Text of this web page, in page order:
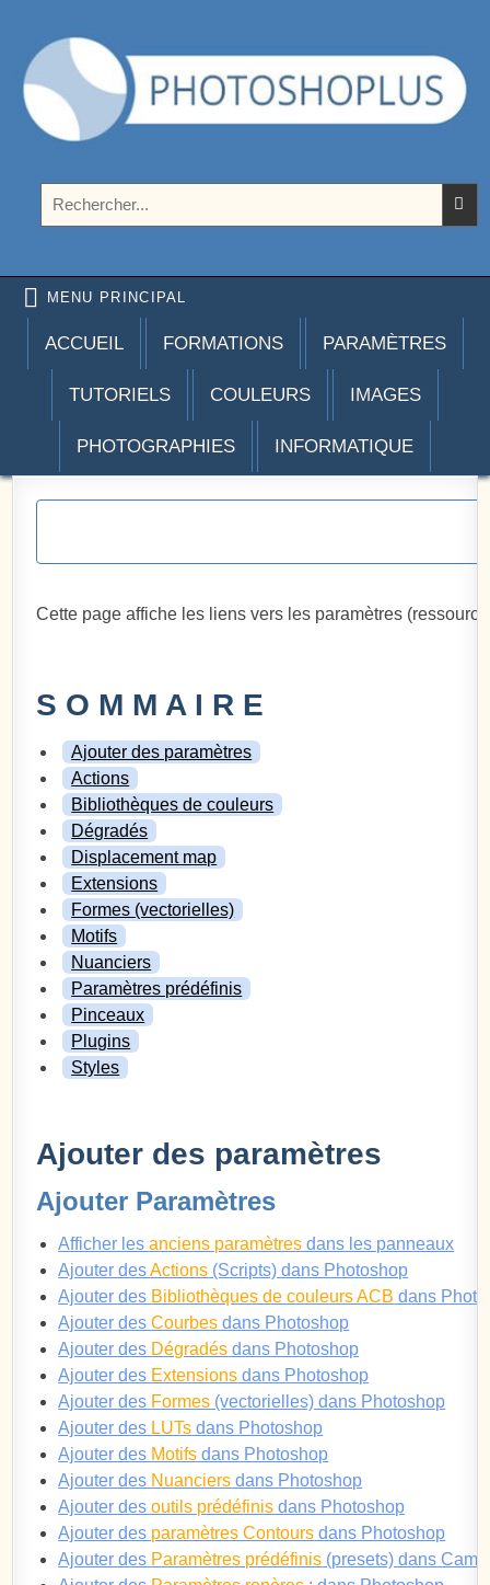
Photoshoplus
MENU PRINCIPAL
ACCUEIL FORMATIONS PARAMÈTRES
TUTORIELS COULEURS IMAGES
PHOTOGRAPHIES INFORMATIQUE
Cette page affiche les liens vers les paramètres
S O M M A I R E
Ajouter des paramètres
Actions
Bibliothèques de couleurs
Dégradés
Displacement map
Extensions
Formes (vectorielles)
Motifs
Nuanciers
Paramètres prédéfinis
Pinceaux
Plugins
Styles
Ajouter des paramètres
Ajouter Paramètres
Afficher lesanciens paramètres dans les panneaux
Ajouter desActions (Scripts) dans Photoshop
Ajouter des Bibliothèques de couleurs ACB dans
Ajouter desCourbes dans Photoshop
Ajouter des Dégradés dans Photoshop
Ajouter des Extensions dans Photoshop
Ajouter des Formes (vectorielles) dans Photoshop
Ajouter des LUTs dans Photoshop
Ajouter des Motifs dans Photoshop
Ajouter des Nuanciers dans Photoshop
Ajouter desoutils prédéfinis dans Photoshop
Ajouter des paramètres Contours dans Photoshop
Ajouter des Paramètres prédéfinis (presets) dans